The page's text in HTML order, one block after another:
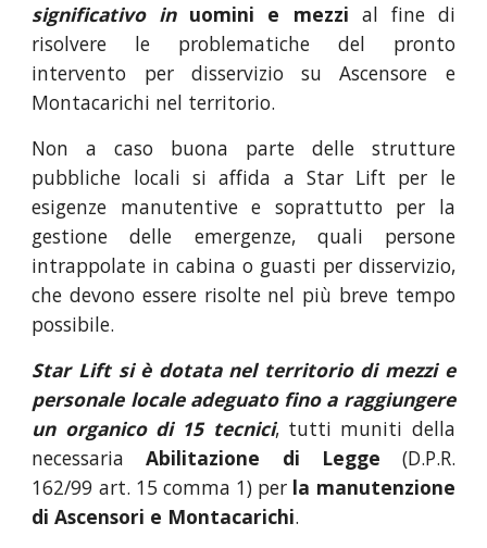
significativo in uomini e mezzi al fine di
risolvere le problematiche del pronto
intervento per disservizio su Ascensore e
Montacarichi nel territorio.
Non a caso buona parte delle strutture
pubbliche locali si affida a Star Lift per le
esigenze manutentive e soprattutto per la
gestione delle emergenze, quali persone
intrappolate in cabina o guasti per disservizio,
che devono essere risolte nel più breve tempo
possibile.
Star Lift si è dotata nel territorio di mezzi e
personale locale adeguato fino a raggiungere
un organico di 15 tecnici, tutti muniti della
necessariaAbilitazione di Legge (D.P.R.
162/99 art. 15 comma 1) per la manutenzione
di Ascensori e Montacarichi.